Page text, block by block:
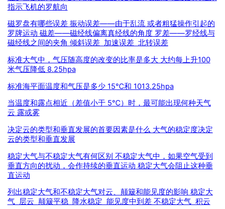
指示飞机的罗航向
磁罗盘有哪些误差 振动误差——由于乱流 或者粗猛操作引起的
罗牌运动 磁差——磁经线偏离真经线的角度 罗差——罗经线与
磁经线之间的夹角 倾斜误差 加速误差 北转误差
标准大气中，气压随高度的改变的比率是多大 大约每上升100
米气压降低 8.25hpa
标准海平面温度和气压是多少 15℃和 1013.25hpa
当温度和露点相近（差值小于 5℃）时，最可能出现何种天气
云 露或雾
决定云的类型和垂直发展的首要因素是什么 大气的稳定度决定
云的类型和垂直发展
稳定大气与不稳定大气有何区别 不稳定大气中，如果空气受到
垂直方向的扰动，会作持续的垂直运动 稳定大气会阻止这种垂
直运动
列出稳定大气和不稳定大气对云、颠簸和能见度的影响 稳定大
气 层云 颠簸平稳 降水稳定 能见度中到差 不稳定大气 积云